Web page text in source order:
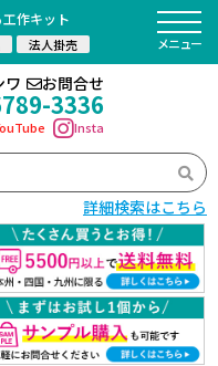
作キット
法人掛売
詳細検索はこちら
ワ お問合せ
3336
Insta